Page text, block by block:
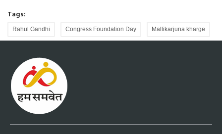
Tags:
Rahul Gandhi Congress Foundation Day Mallikarjuna kharge